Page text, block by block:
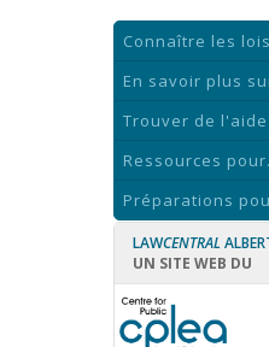
Connaître les lois
En savoir plus
Trouver de l'aide
Ressources
Préparations
LAWCENTRAL
UN SITE WEB DU